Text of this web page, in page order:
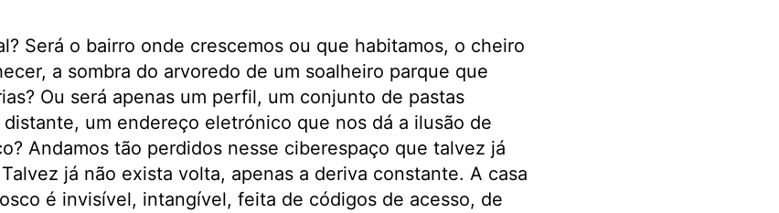
Será o bairro onde crescemos ou que habitamos, o cheiro
a sombra do arvoredo de um soalheiro parque que
Ou será apenas um perfil, um conjunto de pastas
um endereço eletrónico que nos dá a ilusão de
Andamos tão perdidos nesse ciberespaço que talvez já
já não exista volta, apenas a deriva constante. A casa
é invisível, intangível, feita de códigos de acesso, de